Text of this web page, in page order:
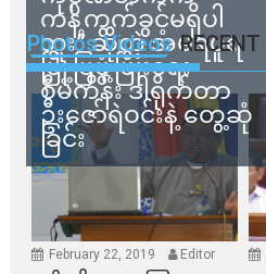
ကန့်ကွက်ခွင့်မရှိပါ
ဘူး” ဆိုတဲ့ အမရပူရ
မြို့ပြဖွံ့ဖြိုးရေး
စီမံကိန်း ဒါရိုက်တာ
ဦးဇော်ရဲဝင်းနဲ့ တွေ့ဆုံ
ခြင်း
Photos Videos RECENT
February 22, 2019 Editor